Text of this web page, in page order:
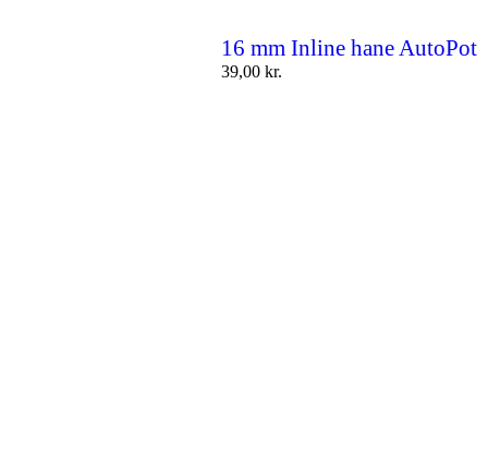
16 mm Inline hane AutoPot
39,00 kr.